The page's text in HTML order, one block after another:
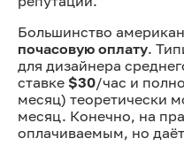
Большинство
почасовую оплату.
для дизайнера
ставке $30/час и
месяц) теоретически
месяц. Конечно, на
оплачиваемым, но